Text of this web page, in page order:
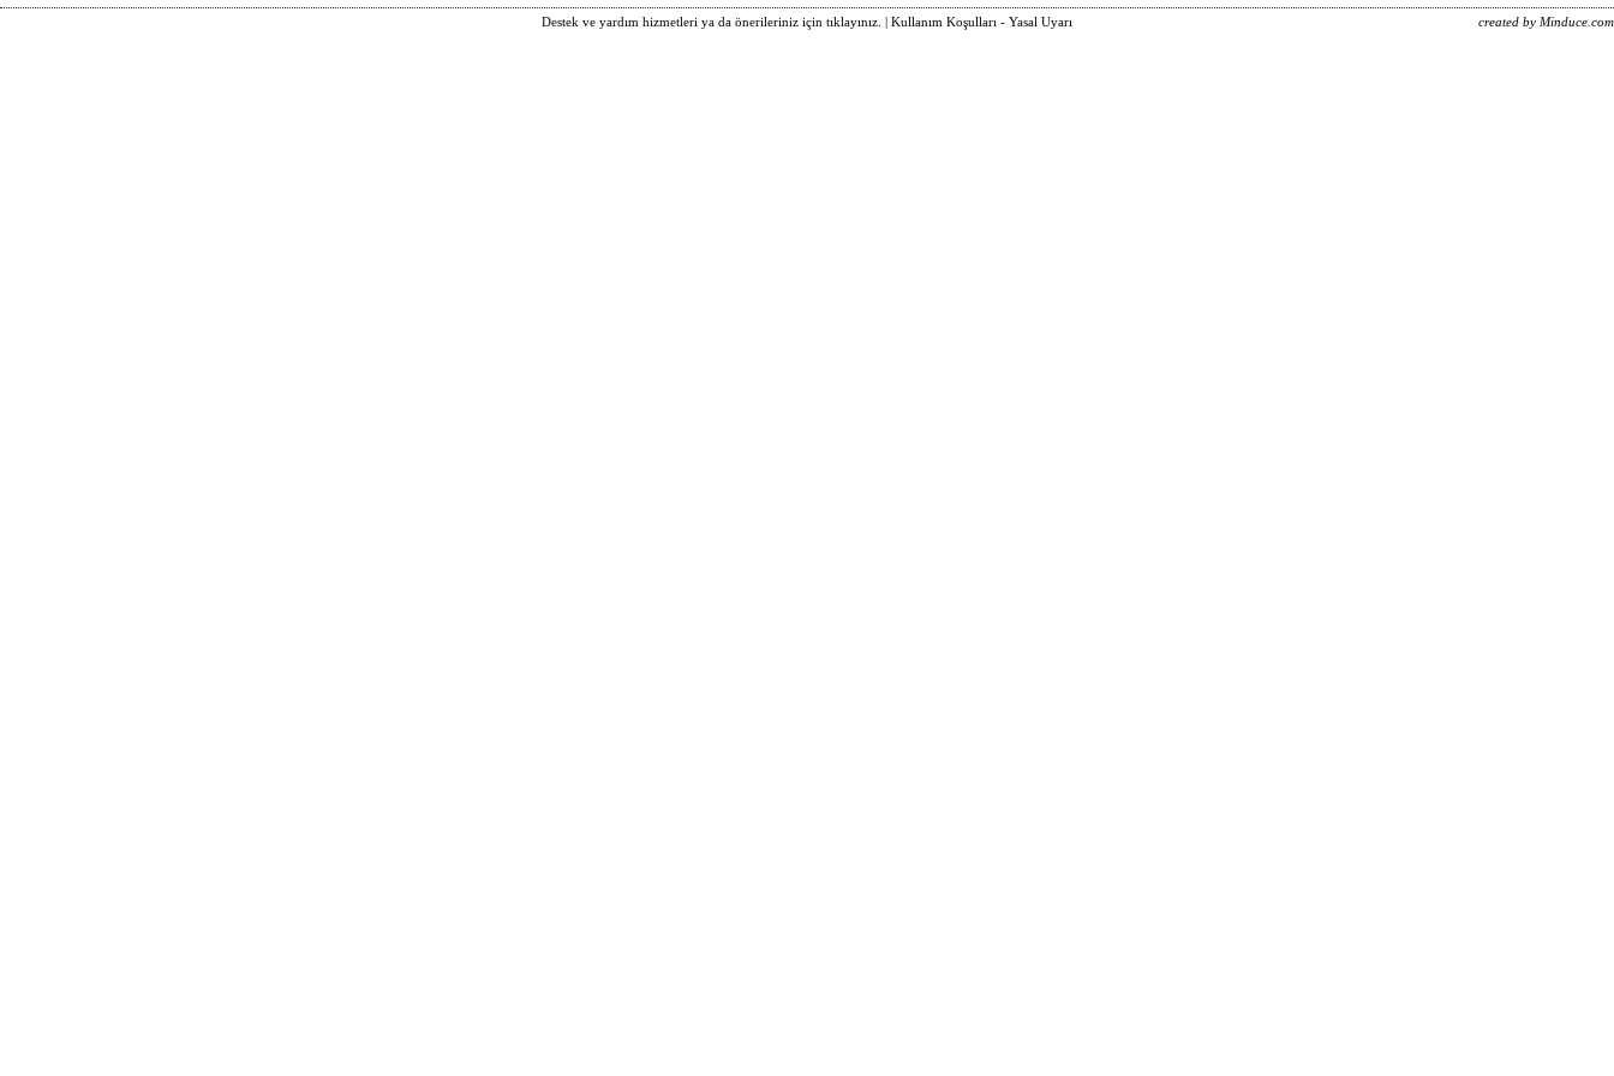
Destek ve yardım hizmetleri ya da önerileriniz için tıklayınız. | Kullanım Koşulları - Yasal Uyarı created by Minduce.com